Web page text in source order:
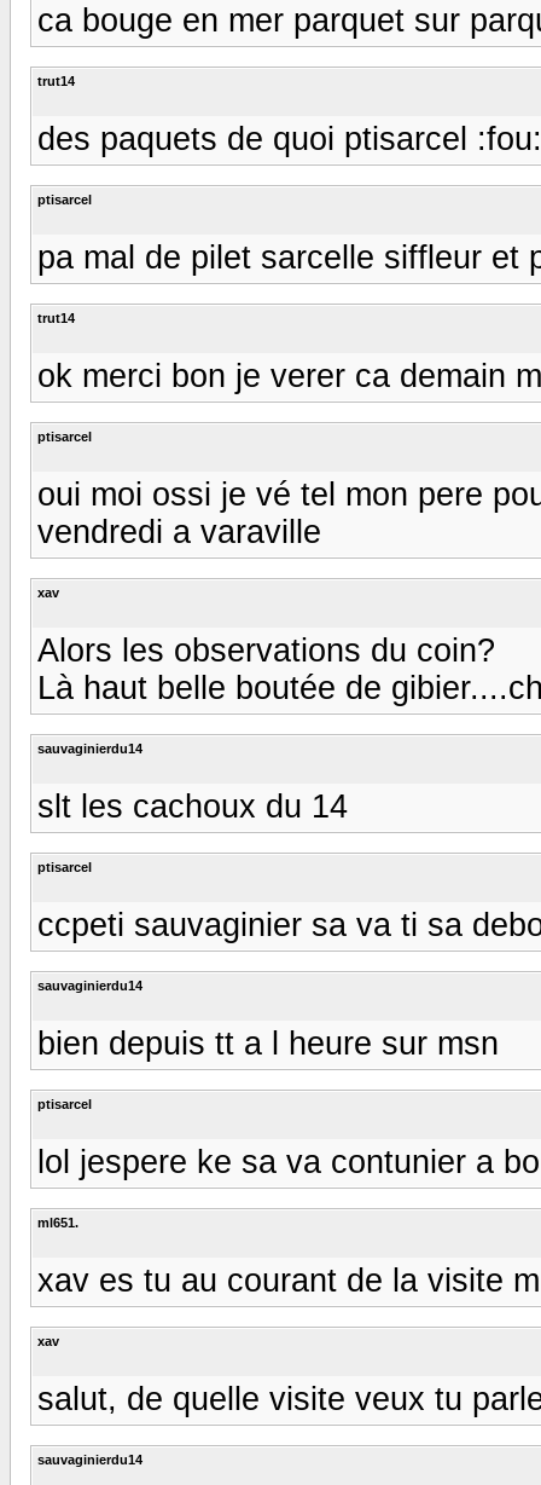
ca bouge en mer parquet sur
trut14
des paquets de quoi ptisarcel :fou:
ptisarcel
pa mal de pilet sarcelle siffleur et
trut14
ok merci bon je verer ca demain
ptisarcel
oui moi ossi je vé tel mon pere
vendredi a varaville
xav
Alors les observations du coin?
Là haut belle boutée de
sauvaginierdu14
slt les cachoux du 14
ptisarcel
ccpeti sauvaginier sa va ti sa
sauvaginierdu14
bien depuis tt a l heure sur msn
ptisarcel
lol jespere ke sa va contunier a
ml651.
xav es tu au courant de la visite
xav
salut, de quelle visite veux tu
sauvaginierdu14